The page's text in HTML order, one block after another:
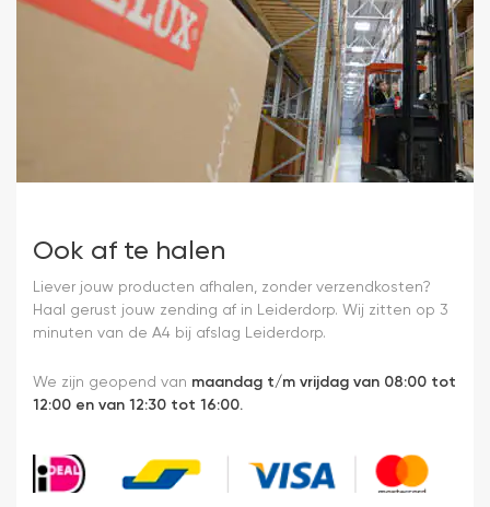
Ook af te halen
Liever jouw producten afhalen, zonder verzendkosten?
Haal gerust jouw zending af in Leiderdorp. Wij zitten op 3
minuten van de A4 bij afslag Leiderdorp.
We zijn geopend van maandag t/m vrijdag van 08:00 tot
12:00 en van 12:30 tot 16:00.